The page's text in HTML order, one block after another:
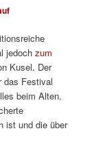
jedochzum
Kusel. Der
das Festival
beim Alten.
ist und die über